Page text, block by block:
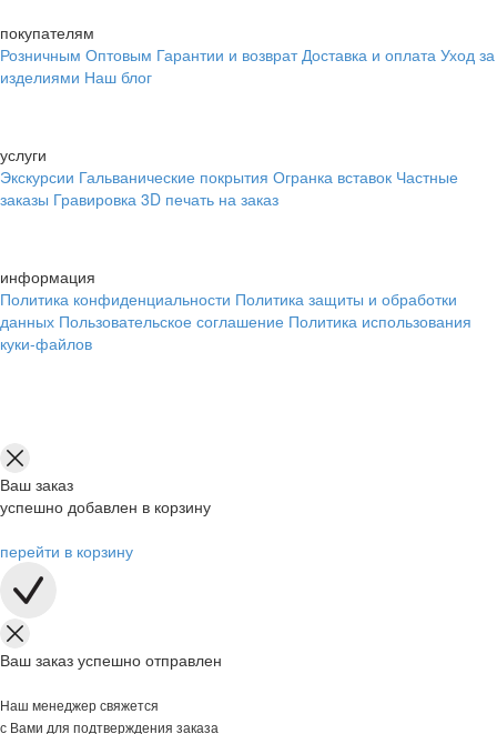
покупателям
Розничным Оптовым Гарантии и возврат Доставка и оплата Уход за
изделиями Наш блог
услуги
Экскурсии Гальванические покрытия Огранка вставок Частные
заказы Гравировка 3D печать на заказ
информация
Политика конфиденциальности Политика защиты и обработки
данных Пользовательское соглашение Политика использования
куки-файлов
Ваш заказ
успешно добавлен в корзину
перейти в корзину
Ваш заказ успешно отправлен
Наш менеджер свяжется
с Вами для подтверждения заказа